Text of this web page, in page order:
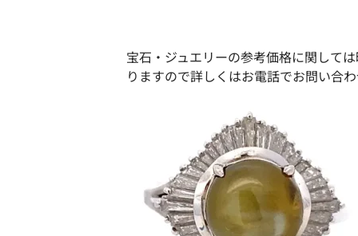
宝石・ジュエリーの参考価格に関して
りますので詳しくはお電話でお問い合わ